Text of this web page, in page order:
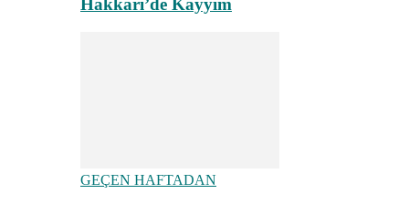
Hakkari’de Kayyım
GEÇEN HAFTADAN